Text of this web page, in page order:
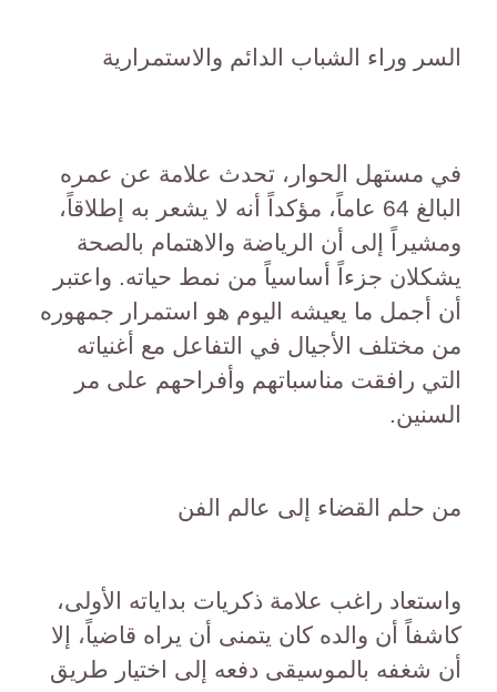
السر وراء الشباب الدائم والاستمرارية
في مستهل الحوار، تحدث علامة عن عمره
البالغ 64 عاماً، مؤكداً أنه لا يشعر به إطلاقاً،
ومشيراً إلى أن الرياضة والاهتمام بالصحة
يشكلان جزءاً أساسياً من نمط حياته. واعتبر
أن أجمل ما يعيشه اليوم هو استمرار جمهوره
من مختلف الأجيال في التفاعل مع أغنياته
التي رافقت مناسباتهم وأفراحهم على مر
السنين.
من حلم القضاء إلى عالم الفن
واستعاد راغب علامة ذكريات بداياته الأولى،
كاشفاً أن والده كان يتمنى أن يراه قاضياً، إلا
أن شغفه بالموسيقى دفعه إلى اختيار طريق